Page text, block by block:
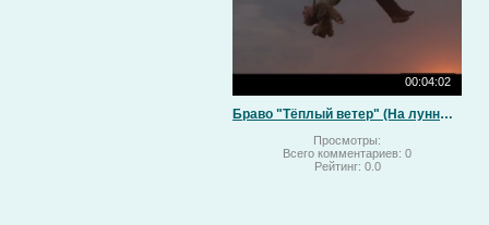
00:04:02
Браво "Тёплый ветер" (На лунный свет)
Просмотры:
Всего комментариев: 0
Рейтинг: 0.0